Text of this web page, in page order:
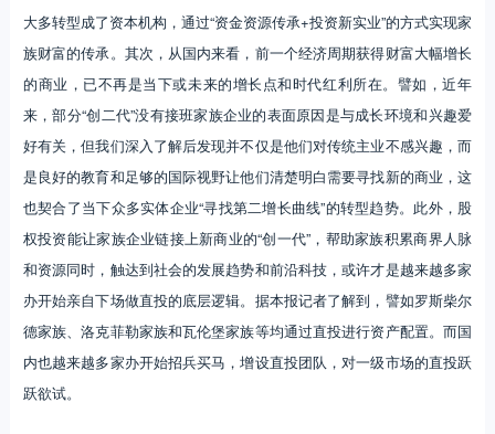
大多转型成了资本机构，通过“资金资源传承+投资新实业”的方式实现家
族财富的传承。其次，从国内来看，前一个经济周期获得财富大幅增长
的商业，已不再是当下或未来的增长点和时代红利所在。譬如，近年
来，部分“创二代”没有接班家族企业的表面原因是与成长环境和兴趣爱
好有关，但我们深入了解后发现并不仅是他们对传统主业不感兴趣，而
是良好的教育和足够的国际视野让他们清楚明白需要寻找新的商业，这
也契合了当下众多实体企业“寻找第二增长曲线”的转型趋势。此外，股
权投资能让家族企业链接上新商业的“创一代”，帮助家族积累商界人脉
和资源同时，触达到社会的发展趋势和前沿科技，或许才是越来越多家
办开始亲自下场做直投的底层逻辑。据本报记者了解到，譬如罗斯柴尔
德家族、洛克菲勒家族和瓦伦堡家族等均通过直投进行资产配置。而国
内也越来越多家办开始招兵买马，增设直投团队，对一级市场的直投跃
跃欲试。